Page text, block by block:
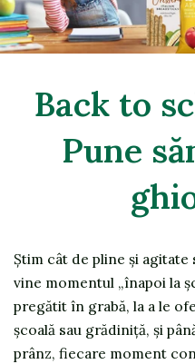
Back to
Pune
Știm cât de pline și
vine momentul „înapoi la
pregătit în grabă, la a le
școală sau grădiniță, și
prânz, fiecare moment